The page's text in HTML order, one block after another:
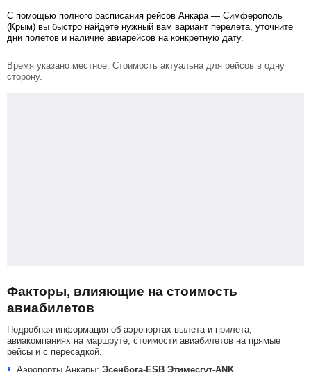
С помощью полного расписания рейсов Анкара — Симферополь
(Крым) вы быстро найдете нужный вам вариант перелета, уточните
дни полетов и наличие авиарейсов на конкретную дату.
Время указано местное. Стоимость актуальна для рейсов в одну
сторону.
Факторы, влияющие на стоимость
авиабилетов
Подробная информация об аэропортах вылета и прилета,
авиакомпаниях на маршруте, стоимости авиабилетов на прямые
рейсы и с пересадкой.
Аэропорты Анкары: Эсенбога-ESB Этимесгут-ANK